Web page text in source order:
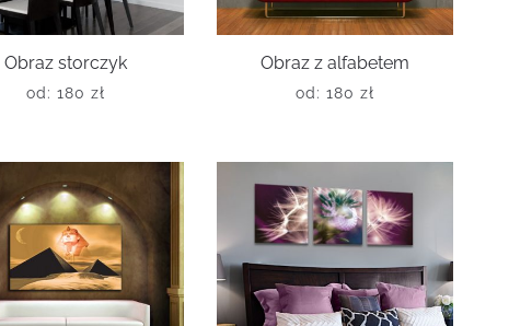
Obraz storczyk
od: 180 zł
Obraz z alfabetem
od: 180 zł